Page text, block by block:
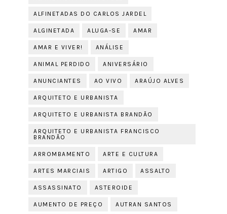
ALFINETADAS DO CARLOS JARDEL
ALGINETADA ALUGA-SE AMAR
AMAR E VIVER! ANÁLISE
ANIMAL PERDIDO ANIVERSÁRIO
ANUNCIANTES AO VIVO ARAÚJO ALVES
ARQUITETO E URBANISTA
ARQUITETO E URBANISTA BRANDÃO
ARQUITETO E URBANISTA FRANCISCO
BRANDÃO
ARROMBAMENTO ARTE E CULTURA
ARTES MARCIAIS ARTIGO ASSALTO
ASSASSINATO ASTEROIDE
AUMENTO DE PREÇO AUTRAN SANTOS